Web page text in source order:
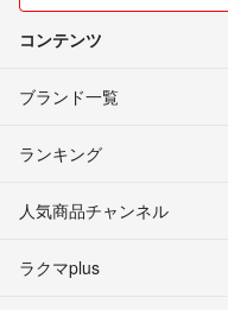
コンテンツ
ブランド一覧
ランキング
人気商品チャンネル
ラクマplus